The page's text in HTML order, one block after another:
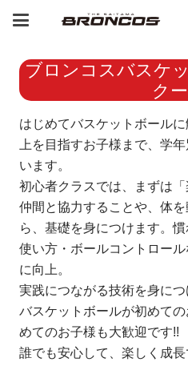
ブロンコスバスケ
ク
はじめてバスケットボール
上を目指すお子様まで、学
います。
初心者クラスでは、まずは「
仲間と協力することや、体
ら、基礎を身につけます。
使い方・ボールコントロー
に向上。
実践につながる技術を身につ
バスケットボールが初めて
めてのお子様も大歓迎です!!
誰でも安心して、楽しく成